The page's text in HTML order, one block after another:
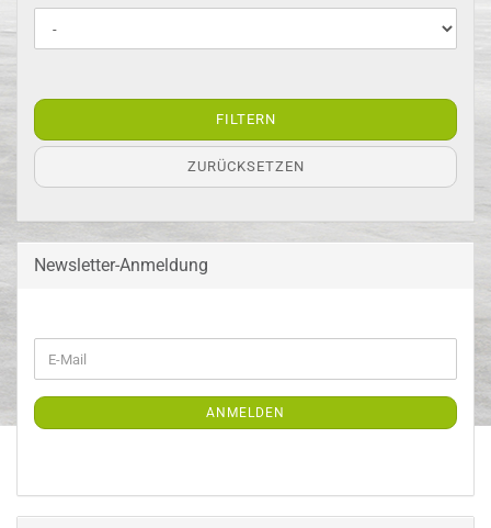
SCHNEIDEN
FILTERN
ZURÜCKSETZEN
Newsletter-Anmeldung
ZUR
ANMELDUNG
E-
Mail
ANMELDEN